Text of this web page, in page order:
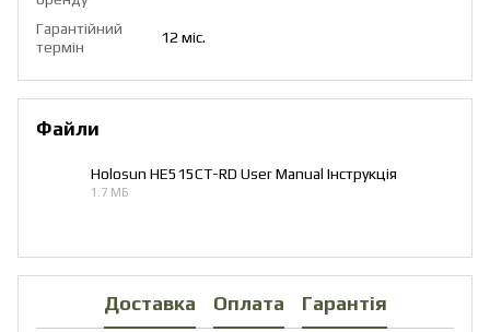
Гарантійний
термін
12 міс.
Файли
Holosun HE515CT-RD User Manual Інструкція
1.7 МБ
Доставка Оплата Гарантія